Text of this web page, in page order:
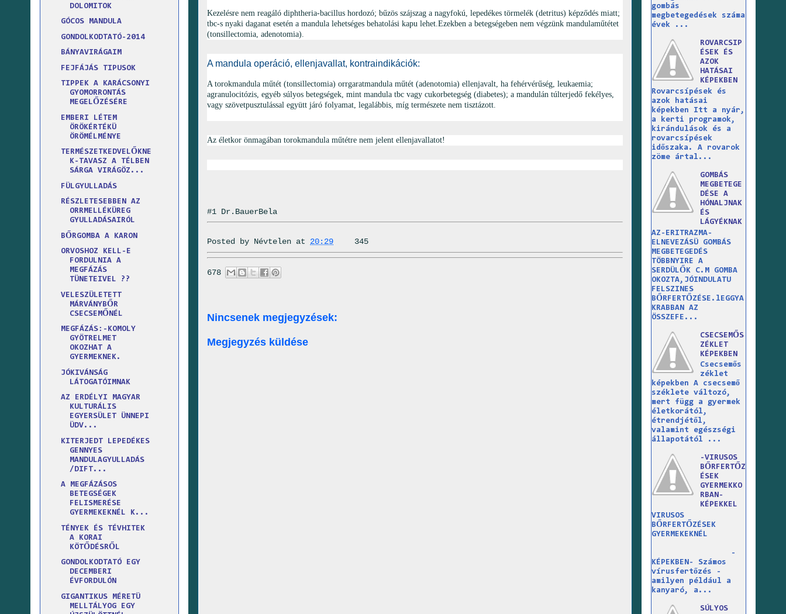
Kezelésre nem reagáló diphtheria-bacillus hordozó; bűzös szájszag a nagyfokú, lepedékes törmelék (detritus) képződés miatt;
tbc-s nyaki daganat esetén a mandula lehetséges behatolási kapu lehet.Ezekben a betegségeben nem végzünk mandulaműtétet
(tonsillectomia, adenotomia).
A mandula operáció, ellenjavallat, kontraindikációk:
A torokmandula műtét (tonsillectomia) orrgaratmandula műtét (adenotomia) ellenjavalt, ha fehérvérűség, leukaemia;
agranulocitózis, egyéb súlyos betegségek, mint mandula tbc vagy cukorbetegség (diabetes); a mandulán túlterjedő fekélyes,
vagy szövetpusztulással együtt járó folyamat, legalábbis, míg természete nem tisztázott.
Az életkor önmagában torokmandula műtétre nem jelent ellenjavallatot!
#1 Dr.BauerBela
Posted by Névtelen at 20:29 345
678
Nincsenek megjegyzések:
Megjegyzés küldése
DOLOMITOK
GÓCOS MANDULA
GONDOLKODTATÓ-2014
BÁNYAVIRÁGAIM
FEJFÁJÁS TIPUSOK
TIPPEK A KARÁCSONYI
GYOMORRONTÁS
MEGELŐZÉSÉRE
EMBERI LÉTEM
ÖRÖKÉRTÉKÜ
ÖRÖMÉLMÉNYE
TERMÉSZETKEDVELŐKNE
K-TAVASZ A TÉLBEN
SÁRGA VIRÁGÖZ...
FÜLGYULLADÁS
RÉSZLETESEBBEN AZ
ORRMELLÉKÜREG
GYULLADÁSAIRÓL
BŐRGOMBA A KARON
ORVOSHOZ KELL-E
FORDULNIA A
MEGFÁZÁS
TÜNETEIVEL ??
VELESZÜLETETT
MÁRVÁNYBŐR
CSECSEMŐNÉL
MEGFÁZÁS:-KOMOLY
GYÖTRELMET
OKOZHAT A
GYERMEKNEK.
JÓKIVÁNSÁG
LÁTOGATÓIMNAK
AZ ERDÉLYI MAGYAR
KULTURÁLIS
EGYERSÜLET ÜNNEPI
ÜDV...
KITERJEDT LEPEDÉKES
GENNYES
MANDULAGYULLADÁS
/DIFT...
A MEGFÁZÁSOS
BETEGSÉGEK
FELISMERÉSE
GYERMEKEKNÉL K...
TÉNYEK ÉS TÉVHITEK
A KORAI
KÖTŐDÉSRŐL
GONDOLKODTATÓ EGY
DECEMBERI
ÉVFORDULÓN
GIGANTIKUS MÉRETÜ
MELLTÁLYOG EGY
gombás
megbetegedések száma
évek ...
ROVARCSIP
ÉSEK ÉS
AZOK
HATÁSAI
KÉPEKBEN
Rovarcsípések és
azok hatásai
képekben Itt a nyár,
a kerti programok,
kirándulások és a
rovarcsípések
időszaka. A rovarok
zöme ártal...
GOMBÁS
MEGBETEGE
DÉSE A
HÓNALJNAK
ÉS
LÁGYÉKNAK
AZ-ERITRAZMA-
ELNEVEZÁSÜ GOMBÁS
MEGBETEGEDÉS
TÖBBNYIRE A
SERDÜLŐK C.M GOMBA
OKOZTA,JÓINDULATU
FELSZINES
BŐRFERTŐZÉSE.lEGGYA
KRABBAN AZ
ÖSSZEFE...
CSECSEMŐS
ZÉKLET
KÉPEKBEN
Csecsemős
zéklet
képekben A csecsemő
széklete változó,
mert függ a gyermek
életkorától,
étrendjétől,
valamint egészségi
állapotától ...
-VIRUSOS
BŐRFERTŐZ
ÉSEK
GYERMEKKO
RBAN-
KÉPEKKEL
VIRUSOS
BŐRFERTŐZÉSEK
GYERMEKEKNÉL
-
KÉPEKBEN- Számos
vírusfertőzés -
amilyen például a
kanyaró, a...
SÚLYOS